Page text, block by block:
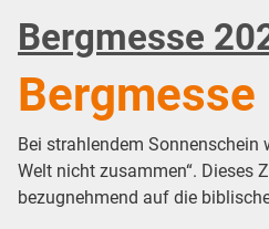
Bergmesse
Bergmesse
Bei strahlendem Sonnenschein
Welt nicht zusammen“. Dieses
bezugnehmend auf die